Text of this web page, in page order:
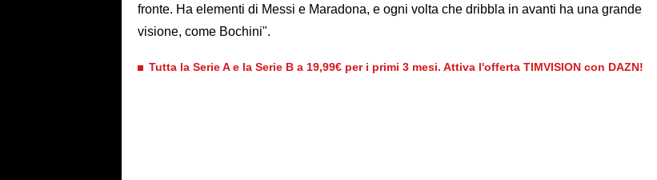
fronte. Ha elementi di Messi e Maradona, e ogni volta che dribbla in avanti ha una grande
visione, come Bochini".
Tutta la Serie A e la Serie B a 19,99€ per i primi 3 mesi. Attiva l'offerta TIMVISION con DAZN!